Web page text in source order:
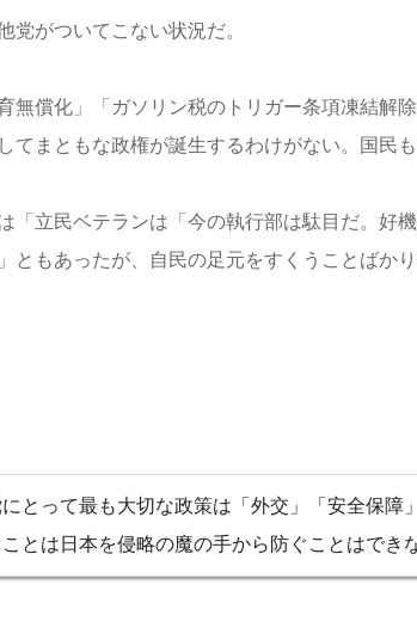
党がついてこない状況だ。
無償化」「ガソリン税のトリガー条項凍結解
てまともな政権が誕生するわけがない。国民
「立民ベテランは「今の執行部は駄目だ。好
ともあったが、自民の足元をすくうことばか
とって最も大切な政策は「外交」「安全保障
とは日本を侵略の魔の手から防ぐことはできな